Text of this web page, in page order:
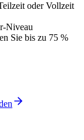
oder Vollzeit
Niveau
Sie bis zu 75 %